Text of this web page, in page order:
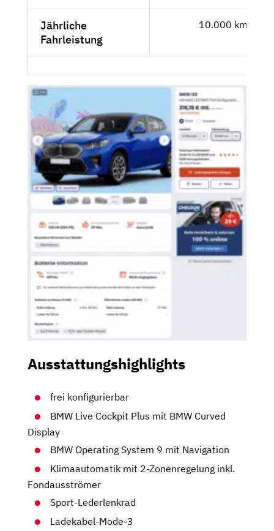
Jährliche
Fahrleistung
10.000 km
Ausstattungshighlights
frei konfigurierbar
BMW Live Cockpit Plus mit BMW Curved
Display
BMW Operating System 9 mit Navigation
Klimaautomatik mit 2-Zonenregelung inkl.
Fondausströmer
Sport-Lederlenkrad
Ladekabel-Mode-3